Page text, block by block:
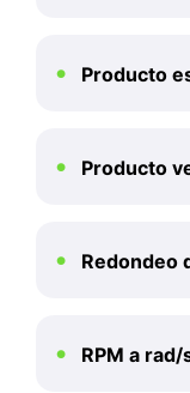
Producto
Producto
Redondeo
RPM a rad/